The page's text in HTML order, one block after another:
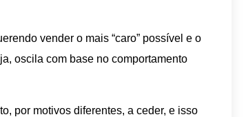
vender o mais “caro” possível e o
oscila com base no comportamento
por motivos diferentes, a ceder, e isso